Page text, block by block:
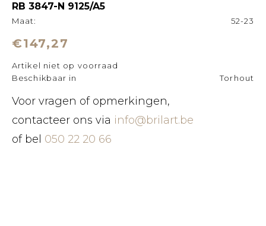
RB 3847-N 9125/A5
Maat: 52-23
€147,27
Artikel niet op voorraad
Beschikbaar in
Torhout
Voor vragen of opmerkingen,
contacteer ons via info@brilart.be
of bel 050 22 20 66